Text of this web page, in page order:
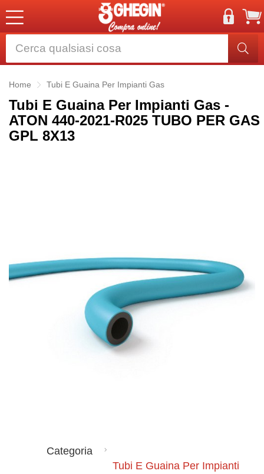
Home Tubi E Guaina Per Impianti Gas
Tubi E Guaina Per Impianti Gas -
ATON 440-2021-R025 TUBO PER GAS
GPL 8X13
Categoria
Tubi E Guaina Per Impianti